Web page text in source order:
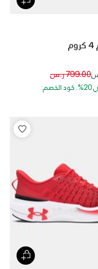
Price reduced from
799.00 ر.س to
*خصم إضافي 20%. كود الخصم: